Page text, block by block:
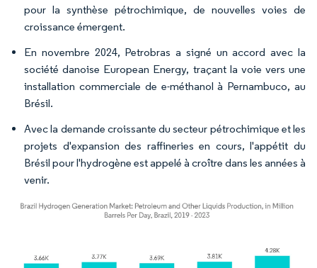
pour la synthèse pétrochimique, de nouvelles voies de
croissance émergent.
En novembre 2024, Petrobras a signé un accord avec la
société danoise European Energy, traçant la voie vers une
installation commerciale de e-méthanol à Pernambuco, au
Brésil.
Avec la demande croissante du secteur pétrochimique et les
projets d'expansion des raffineries en cours, l'appétit du
Brésil pour l'hydrogène est appelé à croître dans les années à
venir.